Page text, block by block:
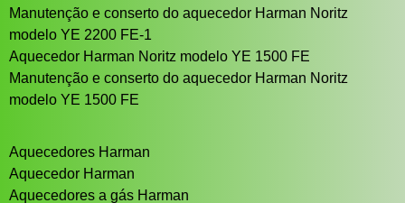
Manutenção e conserto do aquecedor Harman Noritz
modelo YE 2200 FE-1
Aquecedor Harman Noritz modelo YE 1500 FE
Manutenção e conserto do aquecedor Harman Noritz
modelo YE 1500 FE
Aquecedores Harman
Aquecedor Harman
Aquecedores a gás Harman